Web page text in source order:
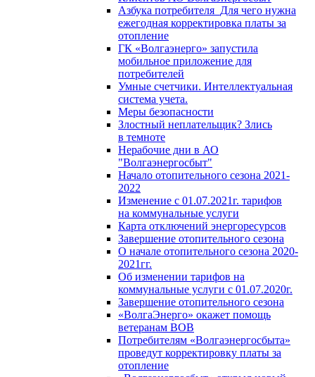
Азбука потребителя_Для чего нужна
ежегодная корректировка платы за
отопление
ГК «Волгаэнерго» запустила
мобильное приложение для
потребителей
Умные счетчики. Интеллектуальная
система учета.
Меры безопасности
Злостный неплательщик? Злись
в темноте
Нерабочие дни в АО
"Волгаэнергосбыт"
Начало отопительного сезона 2021-
2022
Изменение с 01.07.2021г. тарифов
на коммунальные услуги
Карта отключений энергоресурсов
Завершение отопительного сезона
О начале отопительного сезона 2020-
2021гг.
Об изменении тарифов на
коммунальные услуги с 01.07.2020г.
Завершение отопительного сезона
«ВолгаЭнерго» окажет помощь
ветеранам ВОВ
Потребителям «Волгаэнергосбыта»
проведут корректировку платы за
отопление